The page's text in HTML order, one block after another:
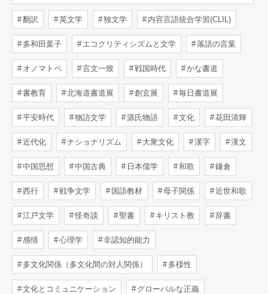
翻訳 英文学 独文学 内容言語統合学習(CLIL)
多和田葉子 エコクリティシズムと文学 落語の言葉
オノマトペ 言文一致 戦国時代 かな書道
書教育 北海道書道展 創玄展 毎日書道展
平安時代 物語文学 源氏物語 文化 花田清輝
近代化 ナショナリズム 大衆文化 漢字 漢文
中国思想 中国古典 日本儒学 和歌 鎌倉
西行 戦争文学 国語教材 母子関係 近世和歌
江戸文学 怪奇談 聖書 キリスト教 辞書
感情 心理学 非認知的能力
多文化関係（多文化間の対人関係） 多様性
文化とコミュニケーション グローバルな正義